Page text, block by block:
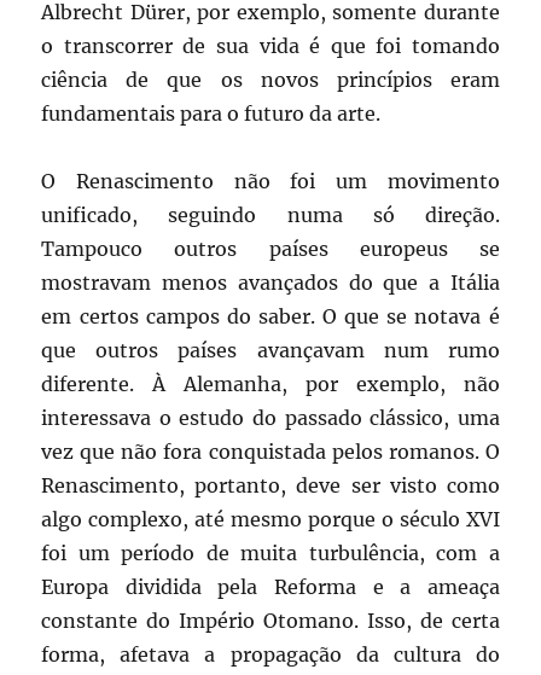
Albrecht Dürer, por exemplo, somente durante
o transcorrer de sua vida é que foi tomando
ciência de que os novos princípios eram
fundamentais para o futuro da arte.
O Renascimento não foi um movimento
unificado, seguindo numa só direção.
Tampouco outros países europeus se
mostravam menos avançados do que a Itália
em certos campos do saber. O que se notava é
que outros países avançavam num rumo
diferente. À Alemanha, por exemplo, não
interessava o estudo do passado clássico, uma
vez que não fora conquistada pelos romanos. O
Renascimento, portanto, deve ser visto como
algo complexo, até mesmo porque o século XVI
foi um período de muita turbulência, com a
Europa dividida pela Reforma e a ameaça
constante do Império Otomano. Isso, de certa
forma, afetava a propagação da cultura do